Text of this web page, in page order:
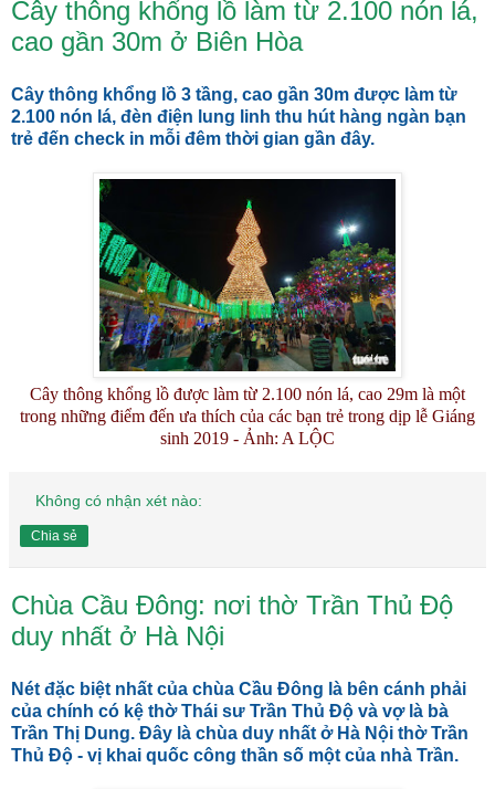
Cây thông khổng lồ làm từ 2.100 nón lá,
cao gần 30m ở Biên Hòa
Cây thông khổng lồ 3 tầng, cao gần 30m được làm từ
2.100 nón lá, đèn điện lung linh thu hút hàng ngàn bạn
trẻ đến check in mỗi đêm thời gian gần đây.
Cây thông khổng lồ được làm từ 2.100 nón lá, cao 29m là một
trong những điểm đến ưa thích của các bạn trẻ trong dịp lễ Giáng
sinh 2019 - Ảnh: A LỘC
Không có nhận xét nào:
Chia sẻ
Chùa Cầu Đông: nơi thờ Trần Thủ Độ
duy nhất ở Hà Nội
Nét đặc biệt nhất của chùa Cầu Đông là bên cánh phải
của chính có kệ thờ Thái sư Trần Thủ Độ và vợ là bà
Trần Thị Dung. Đây là chùa duy nhất ở Hà Nội thờ Trần
Thủ Độ - vị khai quốc công thần số một của nhà Trần.